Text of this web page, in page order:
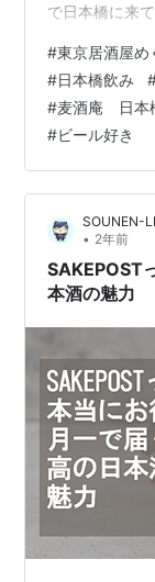
で日本橋に来
った『麦酒庵
tabelog.com
や席 まとめ 🍻
ですからね。
が、グビグビ
て、すんごく
#東京居酒屋め
#日本橋飲み
#麦酒庵 日本
#ビール好き
SOUNEN-
• 2年前
SAKEPOST
本酒の魅力